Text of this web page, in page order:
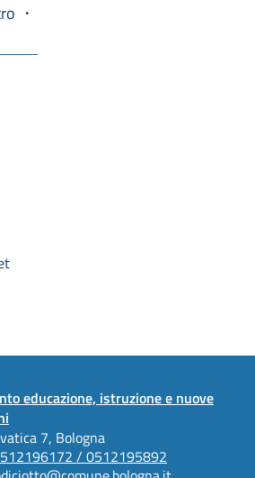
educazione, istruzione e nuove
7, Bologna
/ 0512195892